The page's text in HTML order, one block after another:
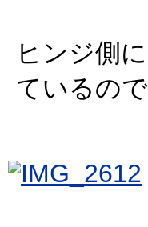
ヒンジ側
ているの